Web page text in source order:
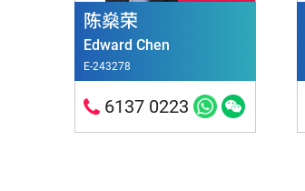
陈燊荣
Edward Chen
E-243278
6137 0223